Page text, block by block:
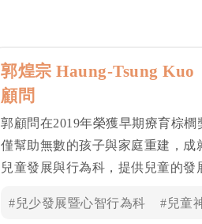
郭煌宗 Haung-Tsung Kuo
顧問
郭顧問在2019年榮獲早期療育棕
僅幫助無數的孩子與家庭重建，成
兒童發展與行為科，提供兒童的
千人次以上，七到十八歲以上的兒
#兒少發展暨心智行為科 #兒童